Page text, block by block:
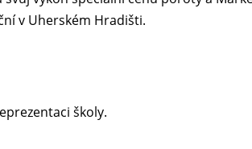
v Uherském Hradišti.
školy.